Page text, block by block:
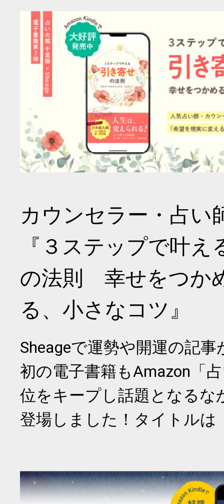
カウンセラー・占い
『３ステップで叶
の法則 幸せをつか
る、小さなコツ』
Sheageで運勢や開運の記
初の電子書籍もAmazon「
位をキープし話題となるな
登場しました！タイトルは